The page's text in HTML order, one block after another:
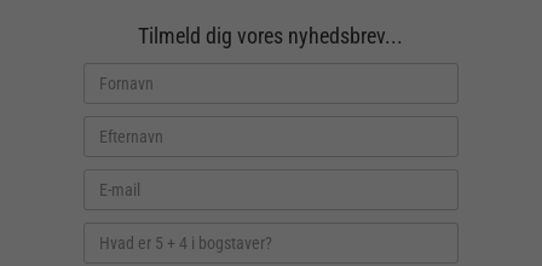
Tilmeld dig vores nyhedsbrev...